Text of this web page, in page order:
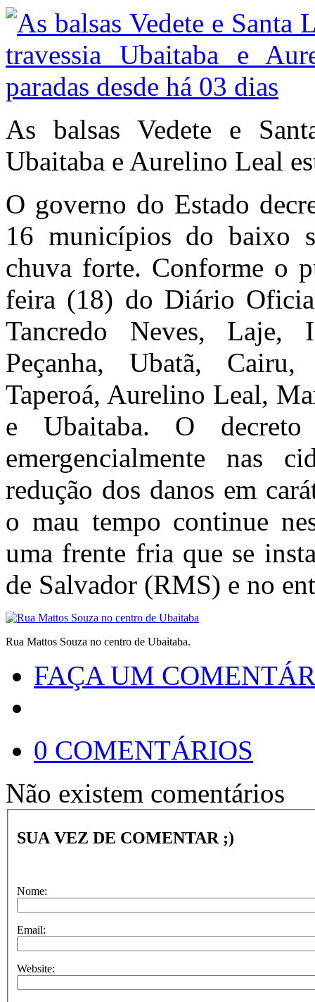
As balsas Vedete e
Ubaitaba e Aurelino Leal
O governo do Estado
16 municípios do baixo
chuva forte. Conforme o
feira (18) do Diário
Tancredo Neves, Laje,
Peçanha, Ubatã, Cairu,
Taperoá, Aurelino Leal,
e Ubaitaba. O
emergencialmente nas
redução dos danos em
o mau tempo continue
uma frente fria que se
de Salvador (RMS) e no
Rua Mattos Souza no centro de Ubaitaba.
FAÇA UM
0 COMENTÁRIOS
Não existem comentários
SUA VEZ DE COMENTAR ;)
Nome:
Email:
Website: